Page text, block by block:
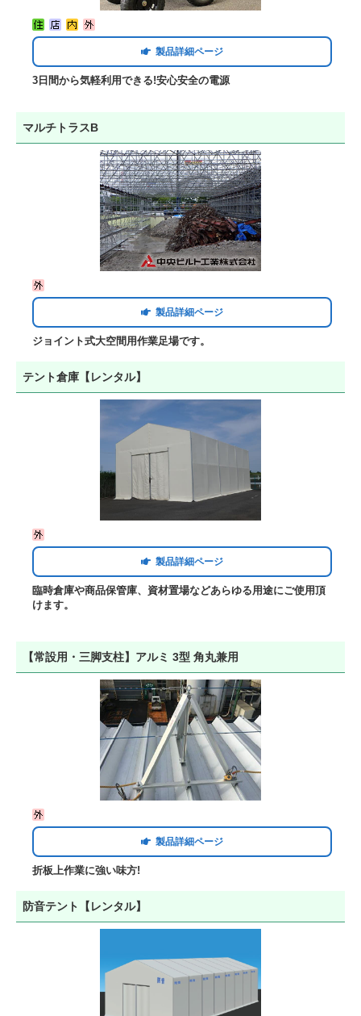
製品詳細ページ
3日間から気軽利用できる!安心安全の電源
マルチトラスB
製品詳細ページ
ジョイント式大空間用作業足場です。
テント倉庫【レンタル】
製品詳細ページ
臨時倉庫や商品保管庫、資材置場などあらゆる用途にご使用頂
けます。
【常設用・三脚支柱】アルミ 3型 角丸兼用
製品詳細ページ
折板上作業に強い味方!
防音テント【レンタル】